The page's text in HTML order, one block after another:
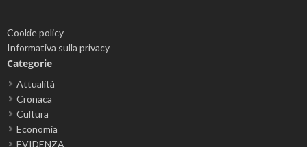
Cookie policy
Informativa sulla privacy
Categorie
Attualità
Cronaca
Cultura
Economia
EVIDENZA